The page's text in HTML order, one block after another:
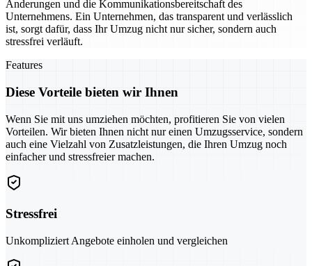
Änderungen und die Kommunikationsbereitschaft des
Unternehmens. Ein Unternehmen, das transparent und verlässlich
ist, sorgt dafür, dass Ihr Umzug nicht nur sicher, sondern auch
stressfrei verläuft.
Features
Diese Vorteile bieten wir Ihnen
Wenn Sie mit uns umziehen möchten, profitieren Sie von vielen
Vorteilen. Wir bieten Ihnen nicht nur einen Umzugsservice, sondern
auch eine Vielzahl von Zusatzleistungen, die Ihren Umzug noch
einfacher und stressfreier machen.
Stressfrei
Unkompliziert Angebote einholen und vergleichen